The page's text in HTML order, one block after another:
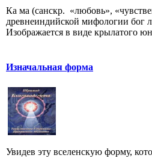
Ка ма (санскр. «любовь»,
древнеиндийской мифологии
Изображается в виде крылатого
Изначальная форма
Увидев эту вселенскую форму,